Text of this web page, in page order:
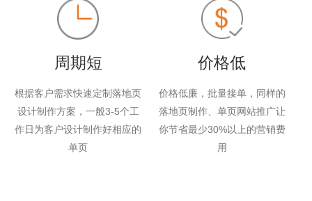
周期短
根据客户需求快速定制落地页
设计制作方案，一般3-5个工
作日为客户设计制作好相应的
单页
价格低
价格低廉，批量接单，同样的
落地页制作、单页网站推广让
你节省最少30%以上的营销费
用